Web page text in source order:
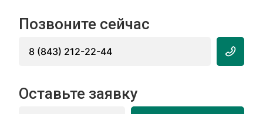
Позвоните сейчас
8 (843) 212-22-44
Оставьте заявку